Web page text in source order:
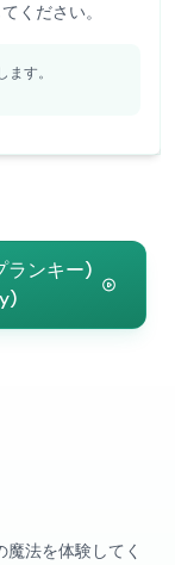
ください。
す。
ランキー)
法を体験してく